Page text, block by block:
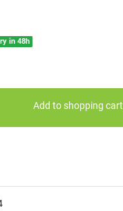
in 48h
Add to shopping cart